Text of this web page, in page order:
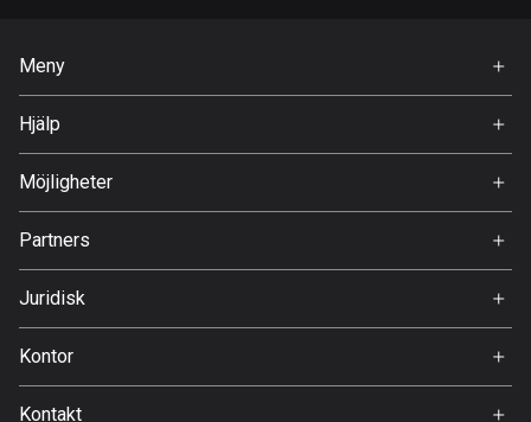
Indonesien
Irak
Irland
Meny
Om Oss
Hjälp
Möjligheter
Partners
Juridisk
Kontor
Kontakt